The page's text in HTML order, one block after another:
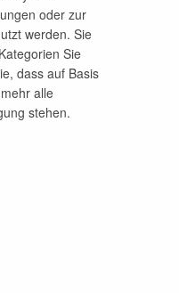
Bereich des
und private
oder zur
werden. Sie
Sie
dass auf Basis
alle
stehen.